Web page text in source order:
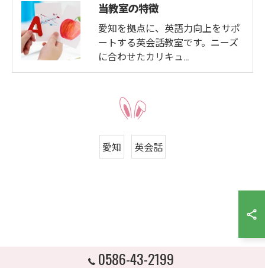
当教室の特徴
愛知を拠点に、英語力向上をサポ
ートする英会話教室です。ニーズ
に合わせたカリキュ…
愛知 英会話
0586-43-2199